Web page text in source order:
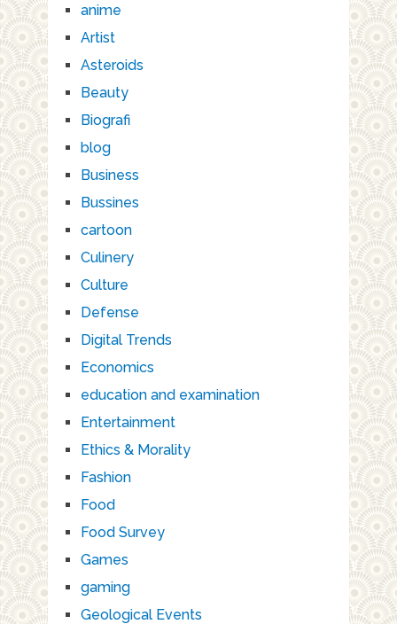
anime
Artist
Asteroids
Beauty
Biografi
blog
Business
Bussines
cartoon
Culinery
Culture
Defense
Digital Trends
Economics
education and examination
Entertainment
Ethics & Morality
Fashion
Food
Food Survey
Games
gaming
Geological Events